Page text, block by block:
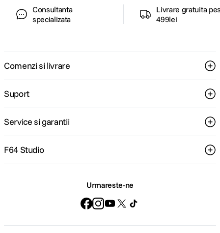
Consultanta
specializata
Livrare gratuita
499lei
Comenzi si livrare
Suport
Service si garantii
F64 Studio
Urmareste-ne